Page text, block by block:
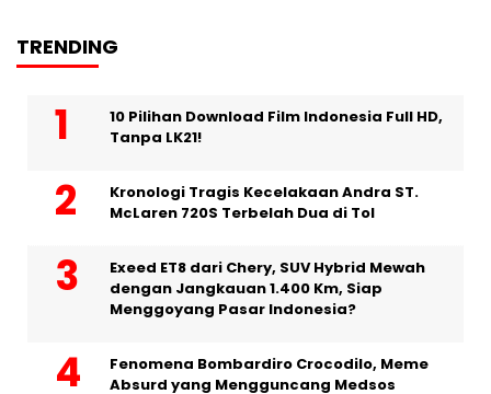
TRENDING
10 Pilihan Download Film Indonesia Full HD,
Tanpa LK21!
Kronologi Tragis Kecelakaan Andra ST.
McLaren 720S Terbelah Dua di Tol
Exeed ET8 dari Chery, SUV Hybrid Mewah
dengan Jangkauan 1.400 Km, Siap
Menggoyang Pasar Indonesia?
Fenomena Bombardiro Crocodilo, Meme
Absurd yang Mengguncang Medsos